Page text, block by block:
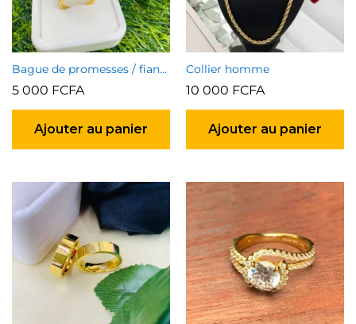
Bague de promesses / fiançailles
5 000 FCFA
Ajouter au panier
Collier homme
10 000 FCFA
Ajouter au panier